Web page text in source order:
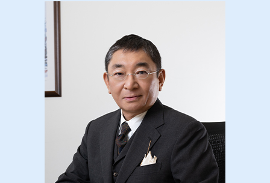
特別産業廃棄物 とは
事業譲渡 会社分割
契約 不履行
民事 再生
代理人 弁護士
支払督促 異議申し立てされたら
債権回収 弁護士事務所
債権回収 注意点
債権回収 依頼
債権回収 弁護士法
債権回収 公正証書
債権回収 期間
債権回収 東京都 弁護士
産業廃棄物処理法 埼玉県 弁護士
産業廃棄物処理法 神奈川県 弁護士
風営法 神奈川県 弁護士
企業法務 東京都 相談
債権回収 新宿区 弁護士
債権回収 栃木県 弁護士
債権回収 中央区 相談
産業廃棄物処理法 茨城県 相談
産業廃棄物処理法 港区 弁護士
企業法務 神奈川県 相談